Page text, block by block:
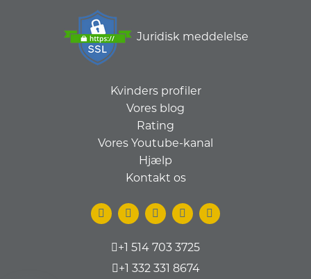
Juridisk meddelelse
Kvinders profiler
Vores blog
Rating
Vores Youtube-kanal
Hjælp
Kontakt os
+1 514 703 3725
+1 332 331 8674